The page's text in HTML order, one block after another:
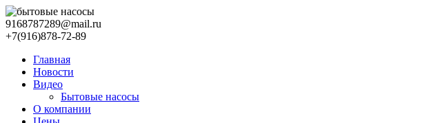
9168787289@mail.ru
+7(916)878-72-89
Главная
Новости
Видео
Бытовые насосы
О компании